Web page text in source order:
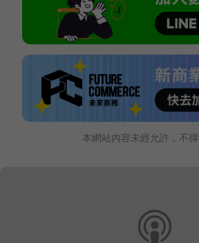
本網站內容未經允許，不得